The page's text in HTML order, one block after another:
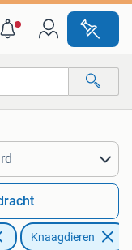
Knaagdieren